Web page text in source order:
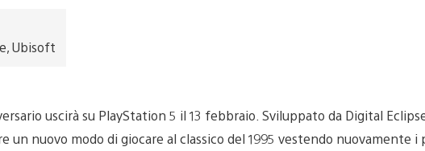
Ubisoft
uscirà su PlayStation 5 il 13 febbraio. Sviluppato da Digital
nuovo modo di giocare al classico del 1995 vestendo nuovamente i